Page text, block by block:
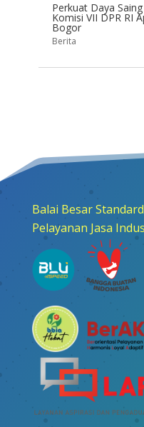
Perkuat Daya
Komisi VII DPR RI
Bogor
Berita
Balai Besar
Pelayanan Jasa